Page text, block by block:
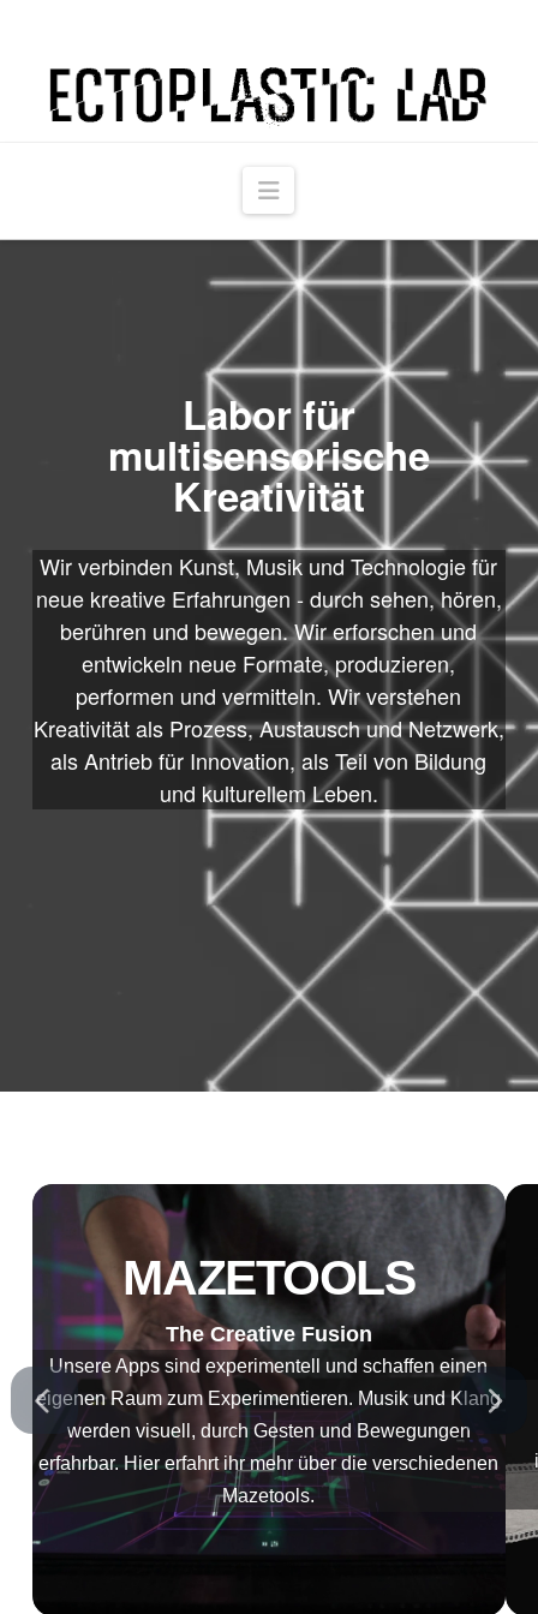
Ectoplastic
Navigation
Labor für
multisensorische
Kreativität
Wir verbinden Kunst, Musik und Technologie für
neue kreative Erfahrungen - durch sehen, hören,
berühren und bewegen. Wir erforschen und
entwickeln neue Formate, produzieren,
performen und vermitteln. Wir verstehen
Kreativität als Prozess, Austausch und Netzwerk,
als Antrieb für Innovation, als Teil von Bildung
und kulturellem Leben.
MAZETOOLS
The Creative Fusion
Unsere Apps sind experimentell und schaffen einen
eigenen Raum zum Experimentieren. Musik und Klang
werden visuell, durch Gesten und Bewegungen
erfahrbar. Hier erfahrt ihr mehr über die verschiedenen
Mazetools.